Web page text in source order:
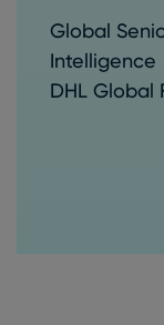
Global
Intelligence
DHL Global